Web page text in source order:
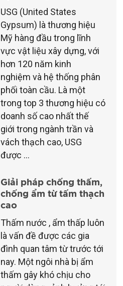
USG (United States
Gypsum) là thương hiệu
Mỹ hàng đầu trong lĩnh
vực vật liệu xây dựng, với
hơn 120 năm kinh
nghiệm và hệ thống phân
phối toàn cầu. Là một
trong top 3 thương hiệu có
doanh số cao nhất thế
giới trong ngành trần và
vách thạch cao, USG
được ...
Giải pháp chống thấm,
chống ẩm từ tấm thạch
cao
Thấm nước , ẩm thấp luôn
là vấn đề được các gia
đình quan tâm từ trước tới
nay. Một ngôi nhà bị ẩm
thấm gây khó chịu cho